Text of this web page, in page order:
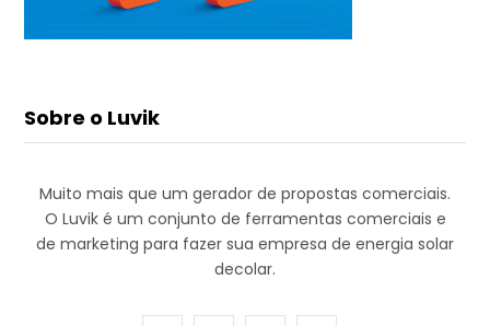
Sobre o Luvik
Muito mais que um gerador de propostas comerciais.
O Luvik é um conjunto de ferramentas comerciais e
de marketing para fazer sua empresa de energia solar
decolar.